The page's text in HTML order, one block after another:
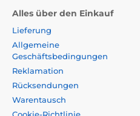
Alles über den Einkauf
Lieferung
Allgemeine
Geschäftsbedingungen
Reklamation
Rücksendungen
Warentausch
Cookie-Richtlinie